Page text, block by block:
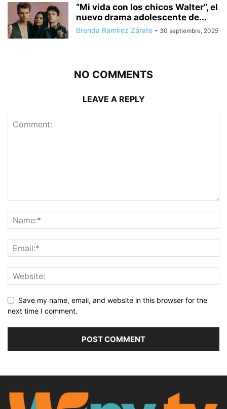
“Mi vida con los chicos Walter”, el
nuevo drama adolescente de...
Brenda Ramírez Zárate - 30 septiembre, 2025
NO COMMENTS
LEAVE A REPLY
Save my name, email, and website in this browser for the
next time I comment.